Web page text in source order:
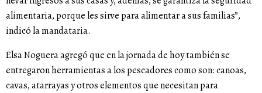
alimentaria, porque les sirve para alimentar a sus familias”,
indicó la mandataria.
Elsa Noguera agregó que en la jornada de hoy también se
entregaron herramientas a los pescadores como son: canoas,
cavas, atarrayas y otros elementos que necesitan para